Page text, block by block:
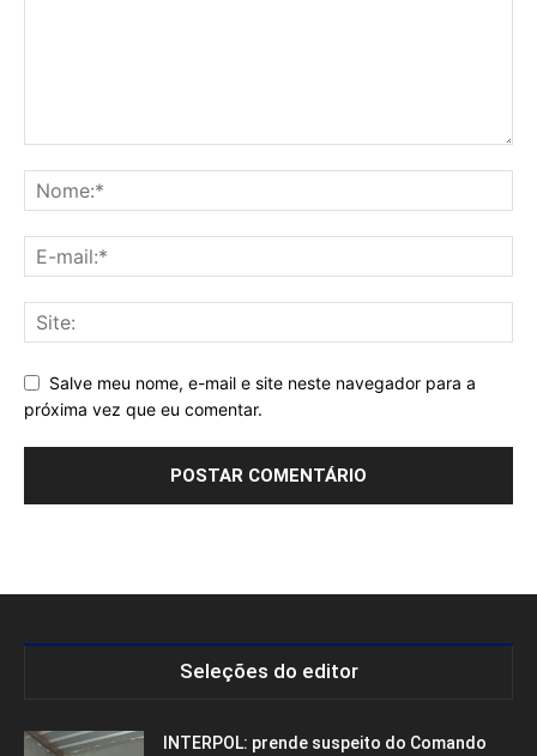
Salve meu nome, e-mail e site neste navegador para a
próxima vez que eu comentar.
Seleções do editor
INTERPOL: prende suspeito do Comando